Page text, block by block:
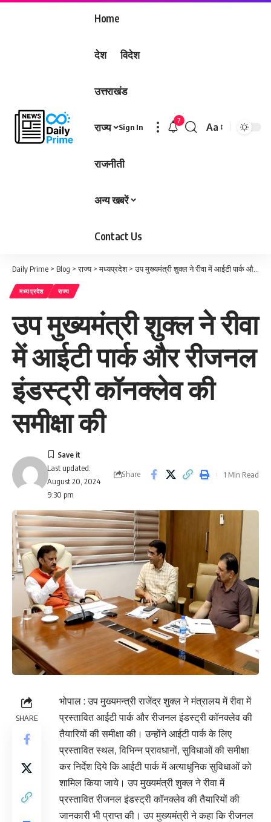
Home
देश विदेश
उत्तराखंड
राज्य
राजनीती
अन्य खबरें
Contact Us
Sign In
7
Font
Aa
Daily Prime > Blog >राज्य>मध्यप्रदेश>उप मुख्यमंत्री शुक्ल ने रीवा में आईटी पार्क और रीजनल इंडस्ट्री कॉनक्लेव की समीक्षा की
मध्यप्रदेश राज्य
उप मुख्यमंत्री शुक्ल ने रीवा
में आईटी पार्क और रीजनल
इंडस्ट्री कॉनक्लेव की
समीक्षा की
Last updated:
August 20, 2024
9:30 pm
Share 1 Min Read
SHARE
भोपाल : उप मुख्यमन्त्री राजेंद्र शुक्ल ने मंत्रालय में रीवा में
प्रस्तावित आईटी पार्क और रीजनल इंडस्ट्री कॉनक्लेव की
तैयारियों की समीक्षा की। उन्होंने आईटी पार्क के लिए
प्रस्तावित स्थल, विभिन्न प्रावधानों, सुविधाओं की समीक्षा
कर निर्देश दिये कि आईटी पार्क में अत्याधुनिक सुविधाओं को
शामिल किया जाये। उप मुख्यमंत्री शुक्ल ने रीवा में
प्रस्तावित रीजनल इंडस्ट्री कॉनक्लेव की तैयारियों की
जानकारी भी प्राप्त की। उप मुख्यमंत्री ने कहा कि रीजनल